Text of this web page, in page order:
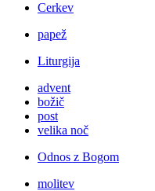
Cerkev
papež
Liturgija
advent
božič
post
velika noč
Odnos z Bogom
molitev